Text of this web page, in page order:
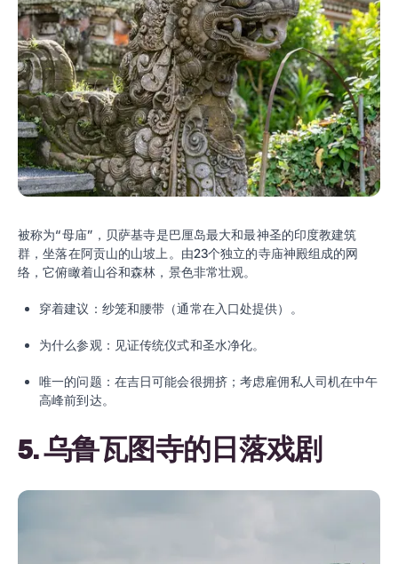
被称为“母庙”，贝萨基寺是巴厘岛最大和最神圣的印度教建筑
群，坐落在阿贡山的山坡上。由23个独立的寺庙神殿组成的网
络，它俯瞰着山谷和森林，景色非常壮观。
穿着建议：纱笼和腰带（通常在入口处提供）。
为什么参观：见证传统仪式和圣水净化。
唯一的问题：在吉日可能会很拥挤；考虑雇佣私人司机在中午
高峰前到达。
5. 乌鲁瓦图寺的日落戏剧